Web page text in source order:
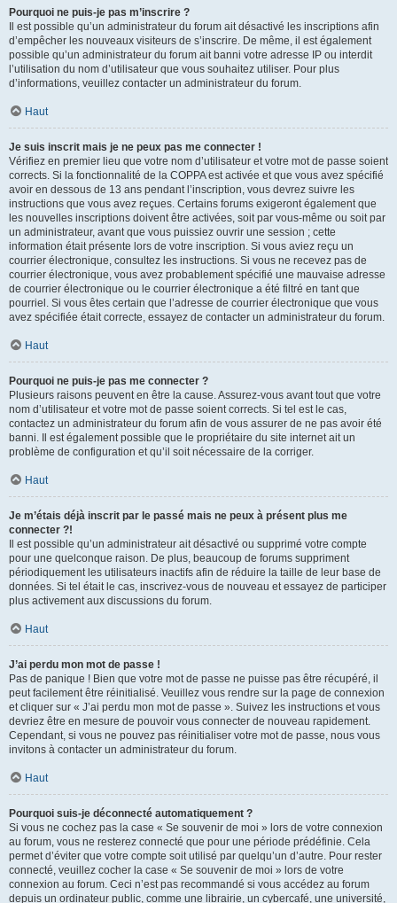
Pourquoi ne puis-je pas m’inscrire ?
Il est possible qu’un administrateur du forum ait désactivé les inscriptions afin
d’empêcher les nouveaux visiteurs de s’inscrire. De même, il est également
possible qu’un administrateur du forum ait banni votre adresse IP ou interdit
l’utilisation du nom d’utilisateur que vous souhaitez utiliser. Pour plus
d’informations, veuillez contacter un administrateur du forum.
Haut
Je suis inscrit mais je ne peux pas me connecter !
Vérifiez en premier lieu que votre nom d’utilisateur et votre mot de passe soient
corrects. Si la fonctionnalité de la COPPA est activée et que vous avez spécifié
avoir en dessous de 13 ans pendant l’inscription, vous devrez suivre les
instructions que vous avez reçues. Certains forums exigeront également que
les nouvelles inscriptions doivent être activées, soit par vous-même ou soit par
un administrateur, avant que vous puissiez ouvrir une session ; cette
information était présente lors de votre inscription. Si vous aviez reçu un
courrier électronique, consultez les instructions. Si vous ne recevez pas de
courrier électronique, vous avez probablement spécifié une mauvaise adresse
de courrier électronique ou le courrier électronique a été filtré en tant que
pourriel. Si vous êtes certain que l’adresse de courrier électronique que vous
avez spécifiée était correcte, essayez de contacter un administrateur du forum.
Haut
Pourquoi ne puis-je pas me connecter ?
Plusieurs raisons peuvent en être la cause. Assurez-vous avant tout que votre
nom d’utilisateur et votre mot de passe soient corrects. Si tel est le cas,
contactez un administrateur du forum afin de vous assurer de ne pas avoir été
banni. Il est également possible que le propriétaire du site internet ait un
problème de configuration et qu’il soit nécessaire de la corriger.
Haut
Je m’étais déjà inscrit par le passé mais ne peux à présent plus me
connecter ?!
Il est possible qu’un administrateur ait désactivé ou supprimé votre compte
pour une quelconque raison. De plus, beaucoup de forums suppriment
périodiquement les utilisateurs inactifs afin de réduire la taille de leur base de
données. Si tel était le cas, inscrivez-vous de nouveau et essayez de participer
plus activement aux discussions du forum.
Haut
J’ai perdu mon mot de passe !
Pas de panique ! Bien que votre mot de passe ne puisse pas être récupéré, il
peut facilement être réinitialisé. Veuillez vous rendre sur la page de connexion
et cliquer sur « J’ai perdu mon mot de passe ». Suivez les instructions et vous
devriez être en mesure de pouvoir vous connecter de nouveau rapidement.
Cependant, si vous ne pouvez pas réinitialiser votre mot de passe, nous vous
invitons à contacter un administrateur du forum.
Haut
Pourquoi suis-je déconnecté automatiquement ?
Si vous ne cochez pas la case « Se souvenir de moi » lors de votre connexion
au forum, vous ne resterez connecté que pour une période prédéfinie. Cela
permet d’éviter que votre compte soit utilisé par quelqu’un d’autre. Pour rester
connecté, veuillez cocher la case « Se souvenir de moi » lors de votre
connexion au forum. Ceci n’est pas recommandé si vous accédez au forum
depuis un ordinateur public, comme une librairie, un cybercafé, une université,